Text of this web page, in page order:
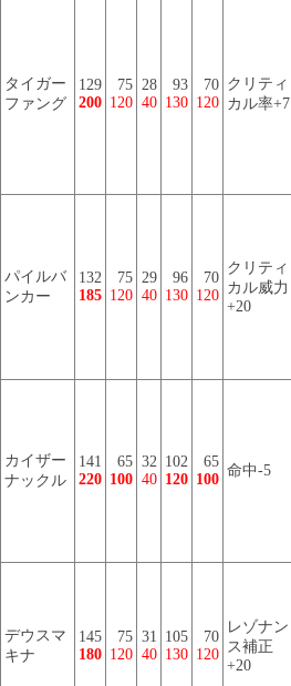
タイガー
ファング
129
200
75
120
28
40
93
130
70
120
クリティ
カル率+7
パイルバ
ンカー
132
185
75
120
29
40
96
130
70
120
クリティ
カル威力
+20
カイザー
ナックル
141
220
65
100
32
40
102
120
65
100
命中-5
デウスマ
キナ
145
180
75
120
31
40
105
130
70
120
レゾナン
ス補正
+20